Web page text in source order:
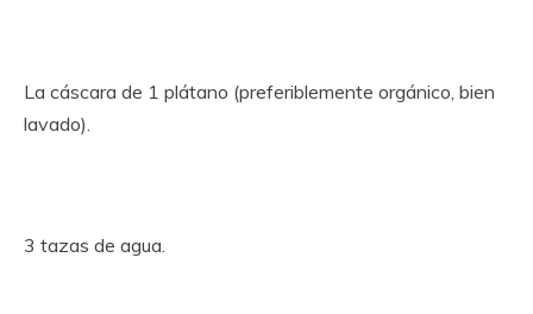
La cáscara de 1 plátano (preferiblemente orgánico, bien
lavado).
3 tazas de agua.